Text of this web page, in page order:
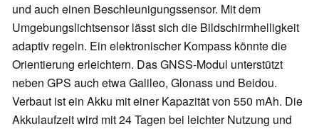
und auch einen Beschleunigungssensor. Mit dem
Umgebungslichtsensor lässt sich die Bildschirmhelligkeit
adaptiv regeln. Ein elektronischer Kompass könnte die
Orientierung erleichtern. Das GNSS-Modul unterstützt
neben GPS auch etwa Galileo, Glonass und Beidou.
Verbaut ist ein Akku mit einer Kapazität von 550 mAh. Die
Akkulaufzeit wird mit 24 Tagen bei leichter Nutzung und